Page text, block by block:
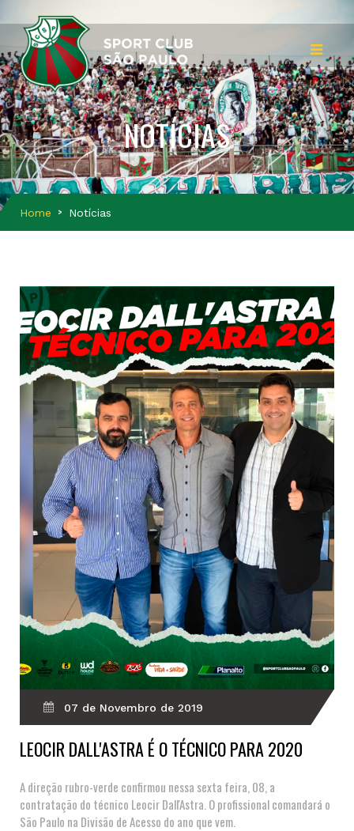
NOTÍCIAS
Home Notícias
07 de Novembro de 2019
LEOCIR DALL'ASTRA É O TÉCNICO PARA 2020
A direção rubro-verde confirmou nessa sexta feira, 08, a
contratação do técnico Leocir Dall'Astra. O profissional comandará o
São Paulo na Divisão de Acesso do ano que vem.